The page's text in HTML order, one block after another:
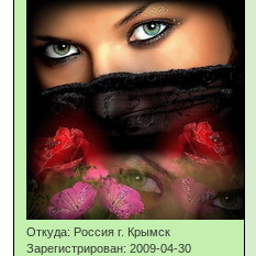
Откуда: Россия г. Крымск
Зарегистрирован: 2009-04-30